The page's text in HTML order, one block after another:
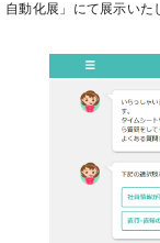
自動化展」にて展示いた